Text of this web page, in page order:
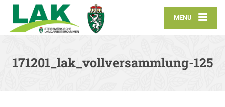
MENU
171201_lak_vollversammlung-125